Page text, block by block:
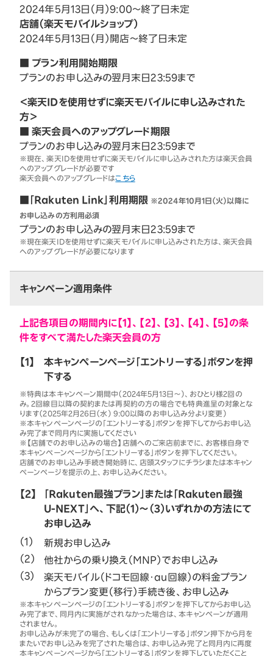
2024年5月13日（月）9:00～終了日未定
店舗（楽天モバイルショップ）
2024年5月13日（月）開店～終了日未定
■ プラン利用開始期限
プランのお申し込みの翌月末日23:59まで
＜楽天IDを使用せずに楽天モバイルに申し込みされた
方＞
■ 楽天会員へのアップグレード期限
プランのお申し込みの翌月末日23:59まで
※現在、楽天IDを使用せずに楽天モバイルに申し込みされた方は楽天会員
へのアップグレードが必要です
楽天会員へのアップグレードはこちら
■「Rakuten Link」利用期限 ※2024年10月1日（火）以降に
お申し込みの方利用必須
プランのお申し込みの翌月末日23:59まで
※現在楽天IDを使用せずに楽天モバイルに申し込みされた方は、楽天会員
へのアップグレードが必要になります
キャンペーン適用条件
上記各項目の期間内に【1】、【2】、【3】、【4】、【5】の条
件をすべて満たした楽天会員の方
【1】
本キャンペーンページ「エントリーする」ボタンを押
下する
※特典は本キャンペーン期間中（2024年5月13日～）、おひとり様2回の
み。2回線目以降の契約または再契約の方の場合でも特典進呈の対象とな
ります（2025年2月26日（水） 9:00以降のお申し込み分より変更）
※本キャンペーンページの「エントリーする」ボタンを押下してからお申し込
み完了まで同月内に実施してください
※【店舗でのお申し込みの場合】店舗へのご来店前までに、お客様自身で
本キャンペーンページから「エントリーする」ボタンを押下してください。
店舗でのお申し込み手続き開始時に、店頭スタッフにチラシまたは本キャン
ペーンページを提示の上、お申し込みください。
【2】
「Rakuten最強プラン」または「Rakuten最強
U-NEXT」へ、下記（1）～（3）いずれかの方法にて
お申し込み
新規お申し込み
他社からの乗り換え（MNP）でお申し込み
楽天モバイル（ドコモ回線・au回線）の料金プラン
からプラン変更（移行）手続き後、お申し込み
※本キャンペーンページの「エントリーする」ボタンを押下してからお申し込
み完了まで、同月内に実施がされなかった場合は、本キャンペーンが適用
されません。
お申し込みが未完了の場合、もしくは「エントリーする」ボタン押下から月を
またいでお申し込みを完了された場合は、お申し込み完了と同月内に再度
本キャンペーンページから「エントリーする」ボタンを押下していただくこと